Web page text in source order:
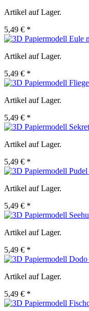
Artikel auf Lager.
5,49 € *
Artikel auf Lager.
5,49 € *
Artikel auf Lager.
5,49 € *
Artikel auf Lager.
5,49 € *
Artikel auf Lager.
5,49 € *
Artikel auf Lager.
5,49 € *
Artikel auf Lager.
5,49 € *